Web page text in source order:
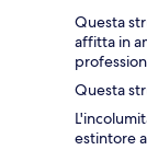
Questa
affitta in
Questa
estintore